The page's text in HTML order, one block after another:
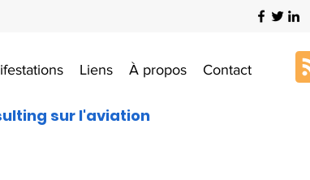
Liens À propos Contact
sur l'aviation